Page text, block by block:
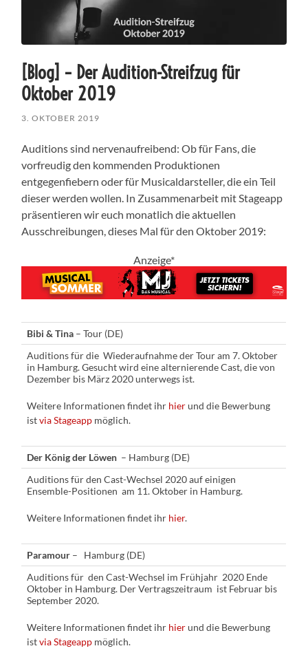
[Blog] – Der Audition-Streifzug für
Oktober 2019
3. OKTOBER 2019
Auditions sind nervenaufreibend: Ob für Fans, die
vorfreudig den kommenden Produktionen
entgegenfiebern oder für Musicaldarsteller, die ein Teil
dieser werden wollen. In Zusammenarbeit mit Stageapp
präsentieren wir euch monatlich die aktuellen
Ausschreibungen, dieses Mal für den Oktober 2019:
Anzeige*
Bibi & Tina – Tour (DE)
Auditions für die Wiederaufnahme der Tour am 7. Oktober
in Hamburg. Gesucht wird eine alternierende Cast, die von
Dezember bis März 2020 unterwegs ist.
Weitere Informationen findet ihr hierund die Bewerbung
istvia Stageapp möglich.
Der König der Löwen – Hamburg (DE)
Auditions für den Cast-Wechsel 2020 auf einigen
Ensemble-Positionen am 11. Oktober in Hamburg.
Weitere Informationen findet ihr hier.
Paramour – Hamburg (DE)
Auditions für den Cast-Wechsel im Frühjahr 2020 Ende
Oktober in Hamburg. Der Vertragszeitraum ist Februar bis
September 2020.
Weitere Informationen findet ihr hierund die Bewerbung
istvia Stageapp möglich.